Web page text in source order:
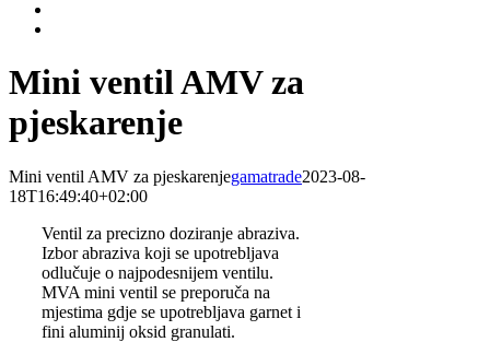
Mini ventil AMV za
pjeskarenje
Mini ventil AMV za pjeskarenjegamatrade2023-08-
18T16:49:40+02:00
Ventil za precizno doziranje abraziva.
Izbor abraziva koji se upotrebljava
odlučuje o najpodesnijem ventilu.
MVA mini ventil se preporuča na
mjestima gdje se upotrebljava garnet i
fini aluminij oksid granulati.